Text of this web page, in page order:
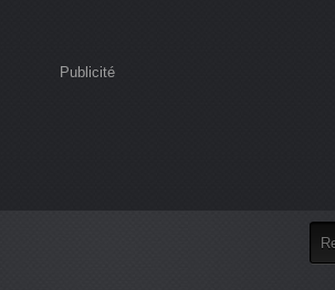
Publicité